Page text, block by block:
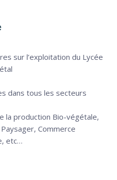
sur l’exploitation du Lycée
dans tous les secteurs
la production Bio-végétale,
Commerce
etc…